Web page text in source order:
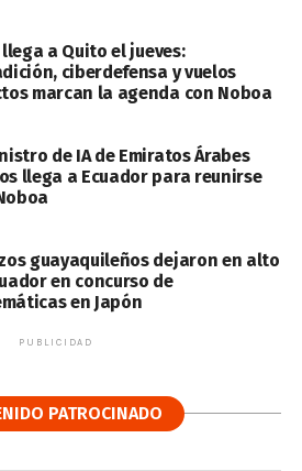
a Quito el jueves:
ciberdefensa y vuelos
marcan la agenda con Noboa
de IA de Emiratos Árabes
llega a Ecuador para reunirse
guayaquileños dejaron en alto
en concurso de
en Japón
PUBLICIDAD
PATROCINADO